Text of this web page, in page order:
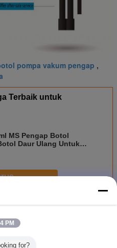
pompa vakum pengap ,
Terbaik untuk
MS Pengap Botol
Daur Ulang Untuk
PM
for?